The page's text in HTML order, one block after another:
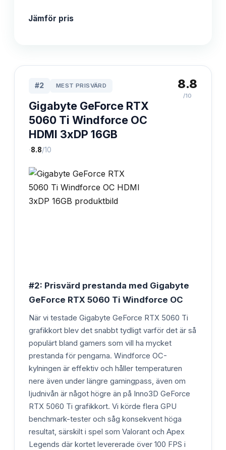
Jämför pris
#2 MEST PRISVÄRD
Gigabyte GeForce RTX
5060 Ti Windforce OC
HDMI 3xDP 16GB
·8.8/10
8.8
/10
#2: Prisvärd prestanda med Gigabyte
GeForce RTX 5060 Ti Windforce OC
När vi testade Gigabyte GeForce RTX 5060 Ti
grafikkort blev det snabbt tydligt varför det är så
populärt bland gamers som vill ha mycket
prestanda för pengarna. Windforce OC-
kylningen är effektiv och håller temperaturen
nere även under längre gamingpass, även om
ljudnivån är något högre än på Inno3D GeForce
RTX 5060 Ti grafikkort. Vi körde flera GPU
benchmark-tester och såg konsekvent höga
resultat, särskilt i spel som Valorant och Apex
Legends där kortet levererade över 100 FPS i